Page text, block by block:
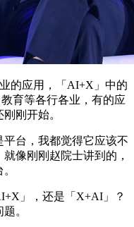
应用，「AI+X」中的
育等各行各业，有的应
刚开始。
台，我都觉得它应该不
像刚刚赵院士讲到的，
」，还是「X+AI」？
。